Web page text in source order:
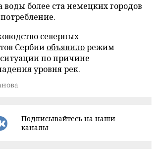
более ста немецких городов
северных
Сербии объявилорежим
по причине
уровня рек.
Подписывайтесь на наши
каналы